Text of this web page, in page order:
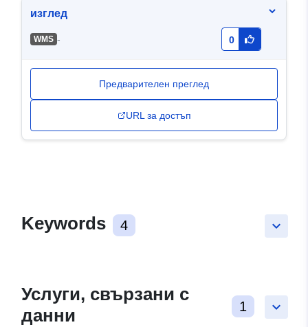
изглед
WMS - 0
Предварителен преглед
URL за достъп
keyboard_arrow_down
Keywords 4
keyboard_arrow_down
Услуги, свързани с
данни
1